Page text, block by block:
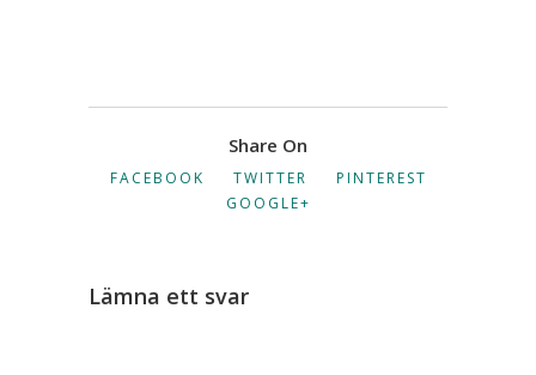
Share On
FACEBOOK TWITTER
PINTEREST
GOOGLE+
Lämna ett svar